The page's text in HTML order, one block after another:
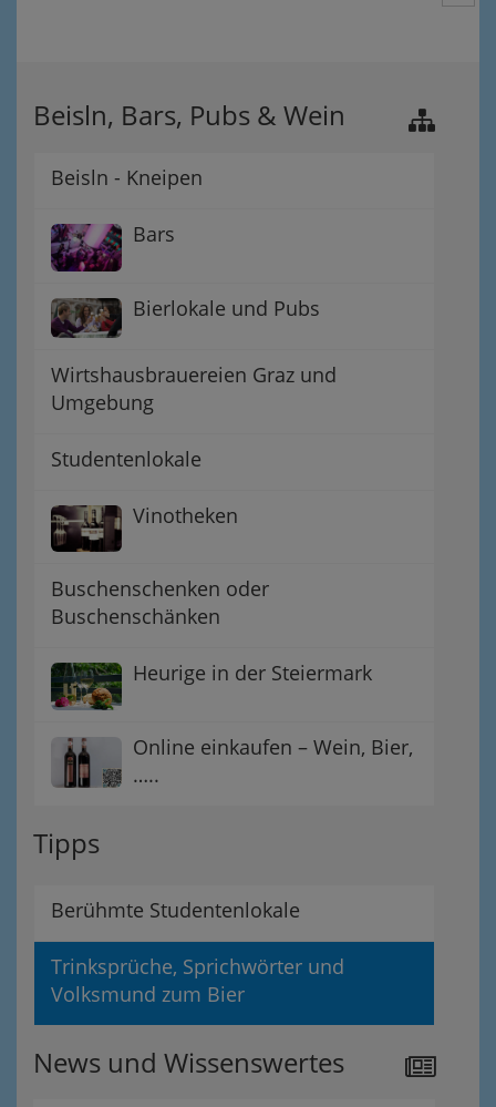
Beisln, Bars, Pubs & Wein
Beisln - Kneipen
Bars
Bierlokale und Pubs
Wirtshausbrauereien Graz und
Umgebung
Studentenlokale
Vinotheken
Buschenschenken oder
Buschenschänken
Heurige in der Steiermark
Online einkaufen – Wein, Bier,
…..
Tipps
Berühmte Studentenlokale
Trinksprüche, Sprichwörter und
Volksmund zum Bier
News und Wissenswertes